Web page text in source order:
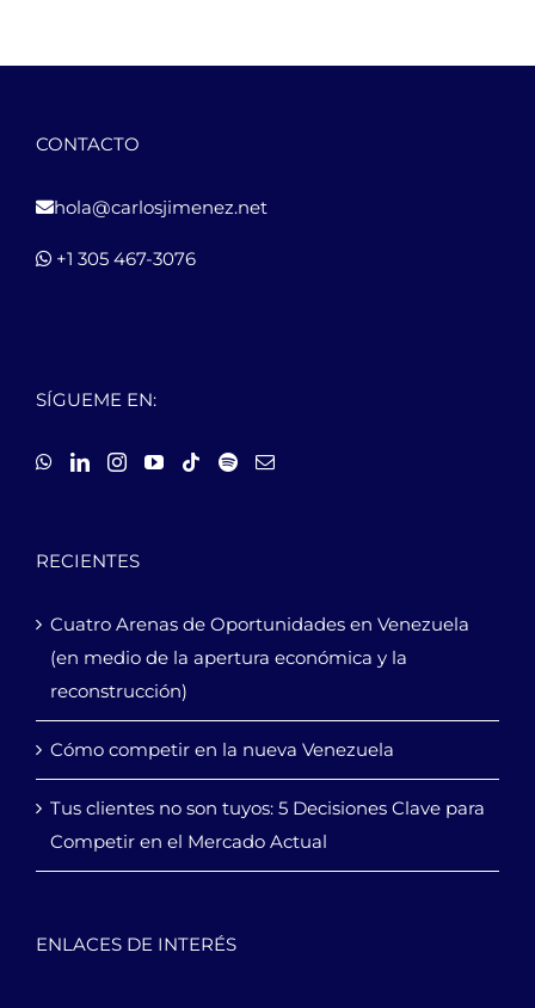
CONTACTO
hola@carlosjimenez.net
+1 305 467-3076
SÍGUEME EN:
RECIENTES
Cuatro Arenas de Oportunidades en Venezuela
(en medio de la apertura económica y la
reconstrucción)
Cómo competir en la nueva Venezuela
Tus clientes no son tuyos: 5 Decisiones Clave para
Competir en el Mercado Actual
ENLACES DE INTERÉS